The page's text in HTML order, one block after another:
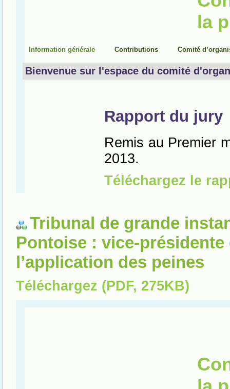
Tribunal de grande
Pontoise : vice-présidente
l’application des peines
Téléchargez (PDF, 275KB)